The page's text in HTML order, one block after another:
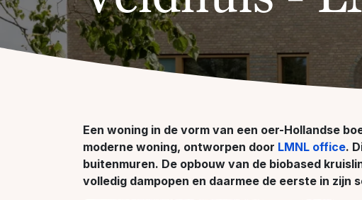
Een woning in de vorm van een oer-Hollandse
moderne woning, ontworpen door LMNL office.
buitenmuren. De opbouw van de biobased
volledig dampopen en daarmee de eerste in zijn